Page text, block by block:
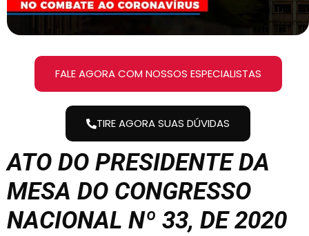
FALE AGORA COM NOSSOS ESPECIALISTAS
TIRE AGORA SUAS DÚVIDAS
ATO DO PRESIDENTE DA
MESA DO CONGRESSO
NACIONAL Nº 33, DE 2020